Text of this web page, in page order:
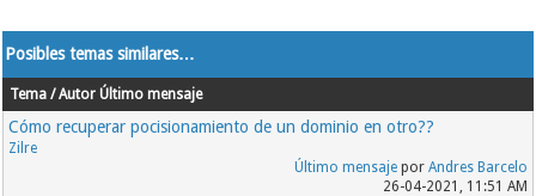
Posibles temas similares…
Tema / Autor Último mensaje
Cómo recuperar pocisionamiento de un dominio en otro??
Zilre
Último mensajepor Andres Barcelo
26-04-2021, 11:51 AM